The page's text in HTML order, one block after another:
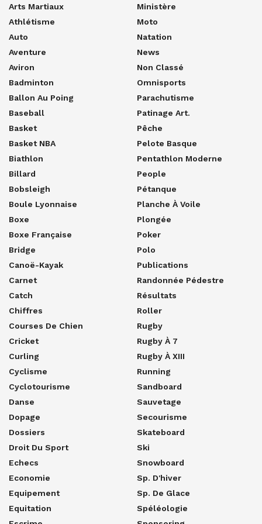
Arts Martiaux
Athlétisme
Auto
Aventure
Aviron
Badminton
Ballon Au Poing
Baseball
Basket
Basket NBA
Biathlon
Billard
Bobsleigh
Boule Lyonnaise
Boxe
Boxe Française
Bridge
Canoë-Kayak
Carnet
Catch
Chiffres
Courses De Chien
Cricket
Curling
Cyclisme
Cyclotourisme
Danse
Dopage
Dossiers
Droit Du Sport
Echecs
Economie
Equipement
Equitation
Ministère
Moto
Natation
News
Non Classé
Omnisports
Parachutisme
Patinage Art.
Pêche
Pelote Basque
Pentathlon Moderne
People
Pétanque
Planche À Voile
Plongée
Poker
Polo
Publications
Randonnée Pédestre
Résultats
Roller
Rugby
Rugby À 7
Rugby À XIII
Running
Sandboard
Sauvetage
Secourisme
Skateboard
Ski
Snowboard
Sp. D'hiver
Sp. De Glace
Spéléologie